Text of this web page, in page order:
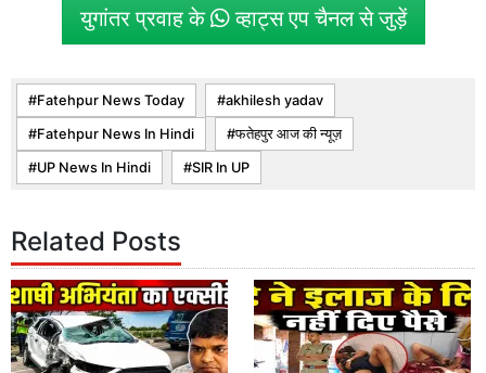
युगांतर प्रवाह के व्हाट्स एप चैनल से जुड़ें
Fatehpur News Today akhilesh yadav
Fatehpur News In Hindi फतेहपुर आज की न्यूज़
UP News In Hindi SIR In UP
Related Posts